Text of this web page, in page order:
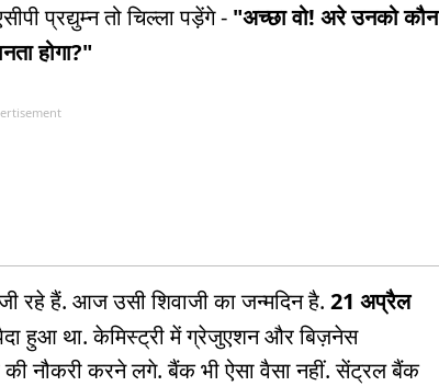
प्रद्युम्न तो चिल्ला पड़ेंगे - "अच्छा वो! अरे उनको कौन
होगा?"
रहे हैं. आज उसी शिवाजी का जन्मदिन है. 21 अप्रैल
पैदा हुआ था. केमिस्ट्री में ग्रेजुएशन और बिज़नेस
नौकरी करने लगे. बैंक भी ऐसा वैसा नहीं. सेंट्रल बैंक